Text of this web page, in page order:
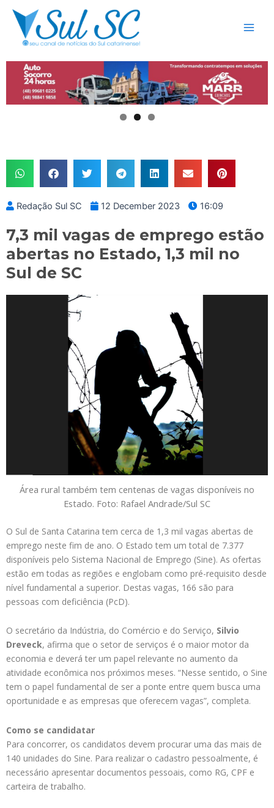
Skip
content
Redação Sul SC 12 December 2023 16:09
7,3 mil vagas de emprego estão
abertas no Estado, 1,3 mil no
Sul de SC
Área rural também tem centenas de vagas disponíveis no
Estado. Foto: Rafael Andrade/Sul SC
O Sul de Santa Catarina tem cerca de 1,3 mil vagas abertas de
emprego neste fim de ano. O Estado tem um total de 7.377
disponíveis pelo Sistema Nacional de Emprego (Sine). As ofertas
estão em todas as regiões e englobam como pré-requisito desde
nível fundamental a superior. Destas vagas, 166 são para
pessoas com deficiência (PcD).
O secretário da Indústria, do Comércio e do Serviço, Silvio
Dreveck, afirma que o setor de serviços é o maior motor da
economia e deverá ter um papel relevante no aumento da
atividade econômica nos próximos meses. “Nesse sentido, o Sine
tem o papel fundamental de ser a ponte entre quem busca uma
oportunidade e as empresas que oferecem vagas”, completa.
Como se candidatar
Para concorrer, os candidatos devem procurar uma das mais de
140 unidades do Sine. Para realizar o cadastro pessoalmente, é
necessário apresentar documentos pessoais, como RG, CPF e
carteira de trabalho.